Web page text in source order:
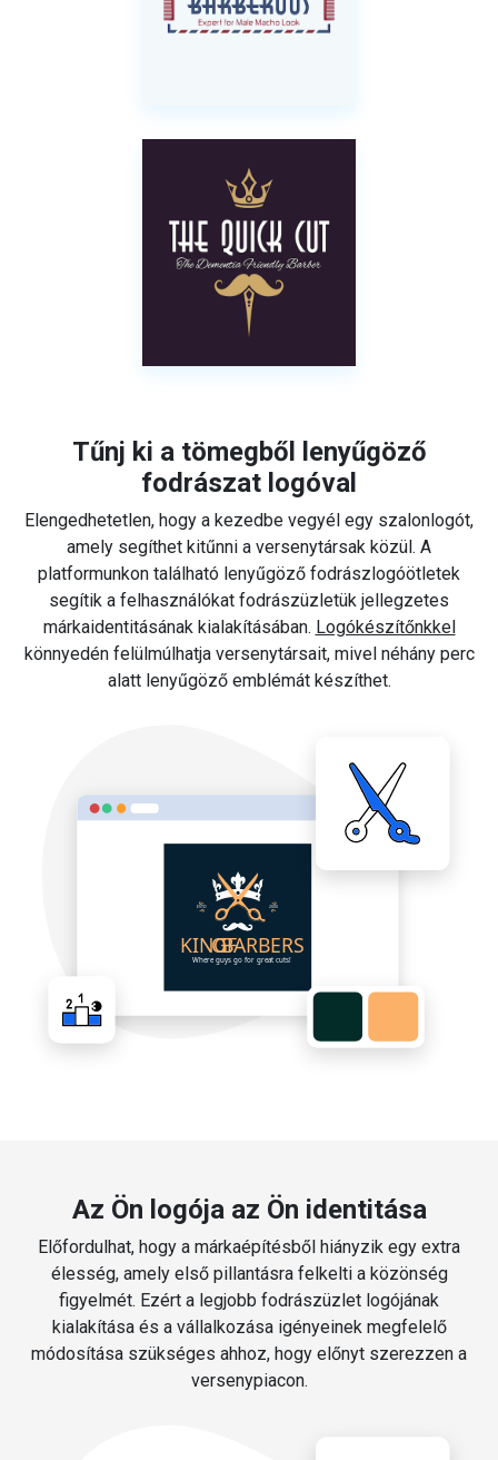
Tűnj ki a tömegből lenyűgöző
fodrászat logóval
Elengedhetetlen, hogy a kezedbe vegyél egy szalonlogót,
amely segíthet kitűnni a versenytársak közül. A
platformunkon található lenyűgöző fodrászlogóötletek
segítik a felhasználókat fodrászüzletük jellegzetes
márkaidentitásának kialakításában. Logókészítőnkkel
könnyedén felülmúlhatja versenytársait, mivel néhány perc
alatt lenyűgöző emblémát készíthet.
Az Ön logója az Ön identitása
Előfordulhat, hogy a márkaépítésből hiányzik egy extra
élesség, amely első pillantásra felkelti a közönség
figyelmét. Ezért a legjobb fodrászüzlet logójának
kialakítása és a vállalkozása igényeinek megfelelő
módosítása szükséges ahhoz, hogy előnyt szerezzen a
versenypiacon.